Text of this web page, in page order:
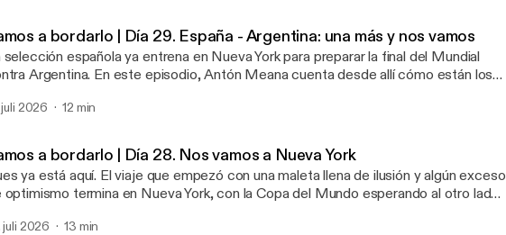
y se pasan las pertinentes facturas.
a bordarlo | Día 29. España - Argentina: una más y nos vamos
selección española ya entrena en Nueva York para preparar la final del Mundial
Argentina. En este episodio, Antón Meana cuenta desde allí cómo están los
compañeros periodistas de Honduras, Italia y Brasil explican por qué creen
juli 2026 12 min
a bordarlo | Día 28. Nos vamos a Nueva York
ya está aquí. El viaje que empezó con una maleta llena de ilusión y algún exceso
optimismo termina en Nueva York, con la Copa del Mundo esperando al otro lado
juli 2026 13 min